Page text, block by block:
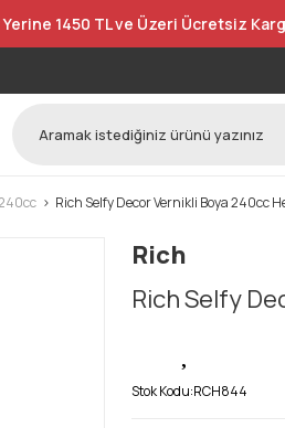
1450 TL ve Üzeri Ücretsiz
Rich Selfy Decor Vernikli Boya 240cc
Rich
Rich Selfy
Stok Kodu:RCH844